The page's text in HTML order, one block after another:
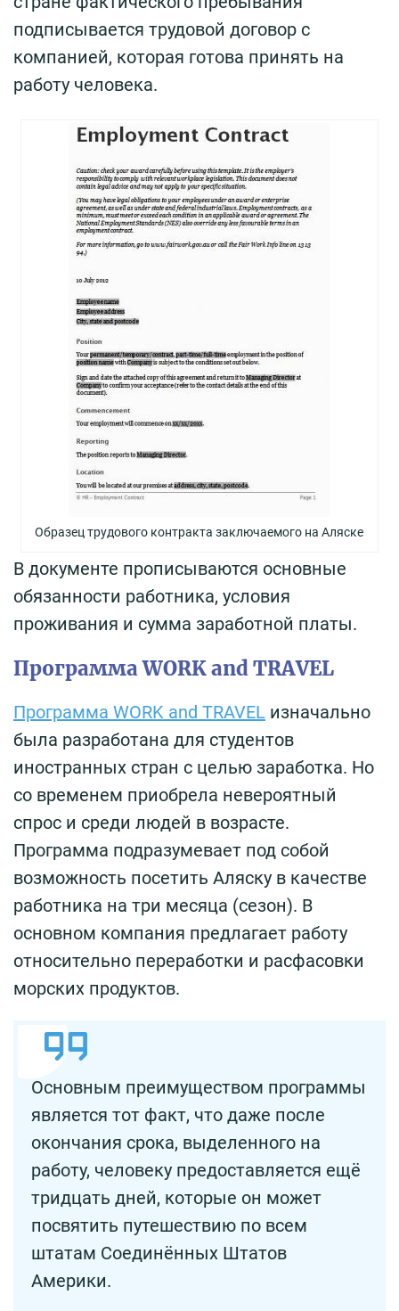
подписывается трудовой договор с
компанией, которая готова принять на
работу человека.
Образец трудового контракта заключаемого на Аляске
В документе прописываются основные
обязанности работника, условия
проживания и сумма заработной платы.
Программа WORK and TRAVEL
Программа WORK and TRAVEL изначально
была разработана для студентов
иностранных стран с целью заработка. Но
со временем приобрела невероятный
спрос и среди людей в возрасте.
Программа подразумевает под собой
возможность посетить Аляску в качестве
работника на три месяца (сезон). В
основном компания предлагает работу
относительно переработки и расфасовки
морских продуктов.
Основным преимуществом программы
является тот факт, что даже после
окончания срока, выделенного на
работу, человеку предоставляется ещё
тридцать дней, которые он может
посвятить путешествию по всем
штатам Соединённых Штатов
Америки.